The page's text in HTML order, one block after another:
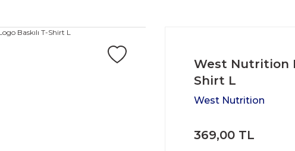
West Nutrition
Shirt L
West Nutrition
369,00 TL